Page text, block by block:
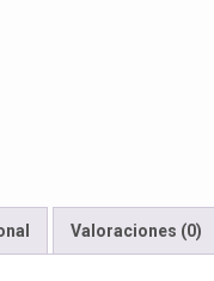
Valoraciones (0)